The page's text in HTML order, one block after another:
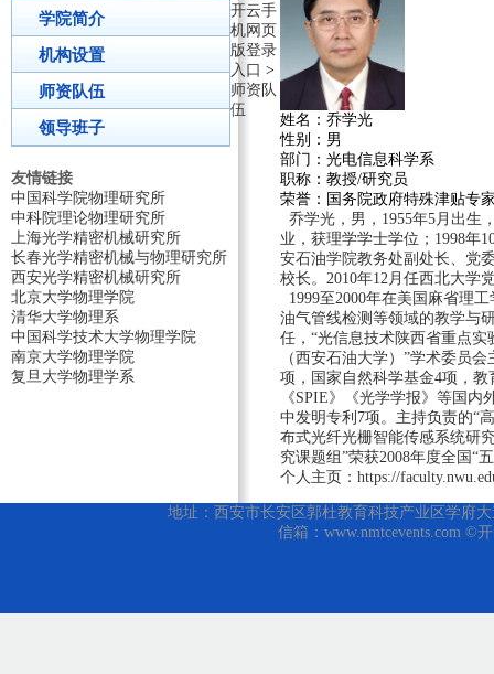
姓名：乔学光
性别：男
部门：光电信息科学系
职称：教授/研究员
荣誉：国务院政府特殊津贴专
乔学光，男，1955年5月出生
业，获理学学士学位；1998年
安石油学院教务处副处长、党
校长。2010年12月任西北大学
1999至2000年在美国麻省理
油气管线检测等领域的教学与
任，“光信息技术陕西省重点实
（西安石油大学）”学术委员
项，国家自然科学基金4项，教
《SPIE》《光学学报》等国
中发明专利7项。主持负责的“
布式光纤光栅智能传感系统研
究课题组”荣获2008年度全国“
个人主页： https://
学院简介
机构设置
师资队伍
领导班子
友情链接
中国科学院物理研究所
中科院理论物理研究所
上海光学精密机械研究所
长春光学精密机械与物理研究所
西安光学精密机械研究所
北京大学物理学院
清华大学物理系
中国科学技术大学物理学院
南京大学物理学院
复旦大学物理学系
开云手
机网页
版登录
入口 >
师资队
伍
地址：西安市长安区郭杜教育科技产业区学府
信箱：www.nmtcevents.com ©